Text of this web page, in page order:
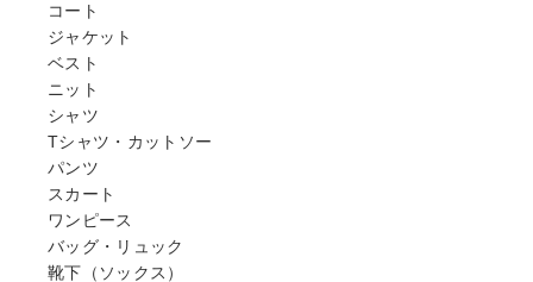
コート
ジャケット
ベスト
ニット
シャツ
Tシャツ・カットソー
パンツ
スカート
ワンピース
バッグ・リュック
靴下（ソックス）